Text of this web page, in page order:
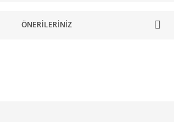
ÖNERILERINIZ